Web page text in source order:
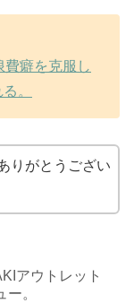
癖を克服し
。
りがとうござい
アウトレット
。